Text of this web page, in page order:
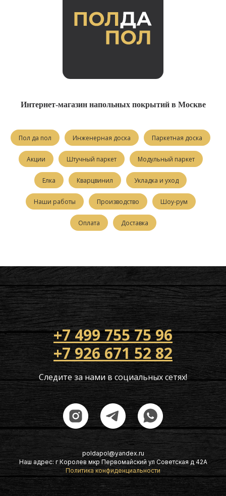
Интернет-магазин напольных покрытий в Москве
Пол да пол Инженерная доска Паркетная доска
Акции Штучный паркет Модульный паркет
Елка Кварцвинил Укладка и уход
Наши работы Производство Шоу-рум
Оплата Доставка
+7 499 755 75 96
+7 926 671 52 82
Следите за нами в социальных сетях!
poldapol@yandex.ru
Наш адрес: г Королев мкр Первомайский ул Советская д 42А
Политика конфиденциальности